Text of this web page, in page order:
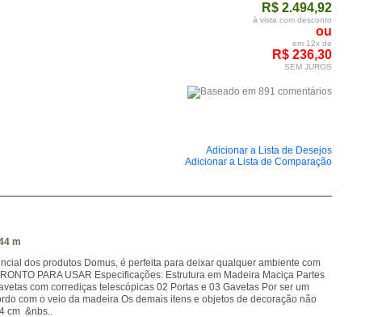
R$ 2.494,92
à vista com desconto
ou
em 12x de
R$ 236,30
SEM JUROS
Adicionar a Lista de Desejos
Adicionar a Lista de Comparação
m
dos produtos Domus, é perfeita para deixar qualquer ambiente com
PARA USAR Especificações: Estrutura em Madeira Maciça Partes
com corrediças telescópicas 02 Portas e 03 Gavetas Por ser um
com o veio da madeira Os demais itens e objetos de decoração não
cm &nbs..